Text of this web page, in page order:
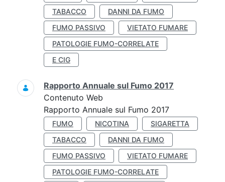
TABACCO
DANNI DA FUMO
FUMO PASSIVO
VIETATO FUMARE
PATOLOGIE FUMO-CORRELATE
E CIG
Rapporto Annuale sul Fumo 2017
Contenuto Web
Rapporto Annuale sul Fumo 2017
FUMO NICOTINA
SIGARETTA
TABACCO
DANNI DA FUMO
FUMO PASSIVO
VIETATO FUMARE
PATOLOGIE FUMO-CORRELATE